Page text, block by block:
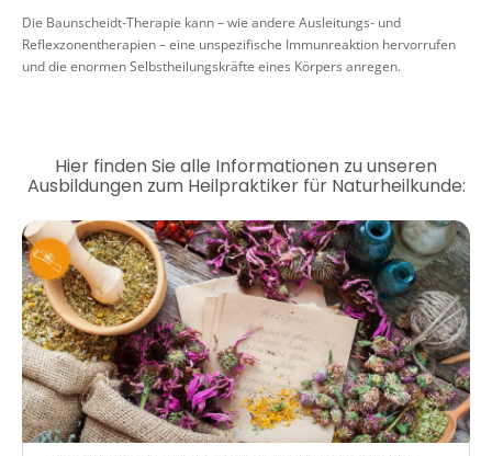
Die Baunscheidt-Therapie kann – wie andere Ausleitungs- und
Reflexzonentherapien – eine unspezifische Immunreaktion hervorrufen
und die enormen Selbstheilungskräfte eines Körpers anregen.
Hier finden Sie alle Informationen zu unseren
Ausbildungen zum Heilpraktiker für Naturheilkunde: